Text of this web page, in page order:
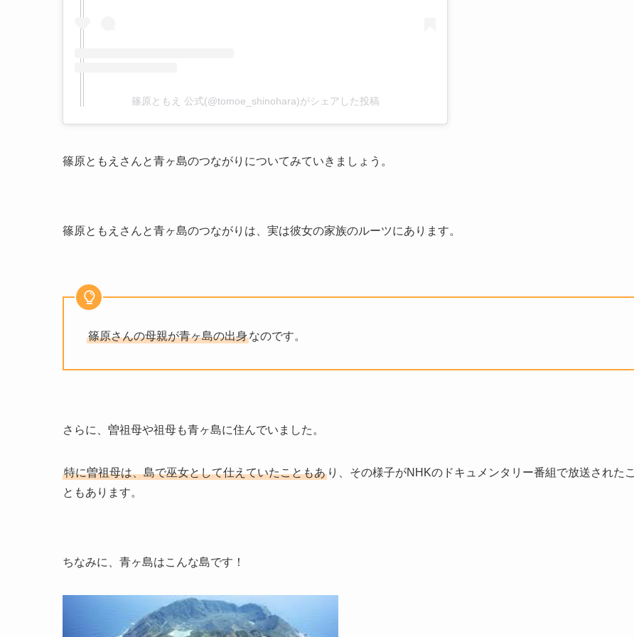
篠原ともえ 公式(@tomoe_shinohara)がシェアした投稿
篠原ともえさんと青ヶ島のつながりについてみていきましょう。
篠原ともえさんと青ヶ島のつながりは、実は彼女の家族のルーツにあります。
篠原さんの母親が青ヶ島の出身なのです。
さらに、曽祖母や祖母も青ヶ島に住んでいました。
特に曽祖母は、島で巫女として仕えていたこともあ り、その様子がNHKのドキュメンタリー番組で放送されたこ
ともあります。
ちなみに、青ヶ島はこんな島です！